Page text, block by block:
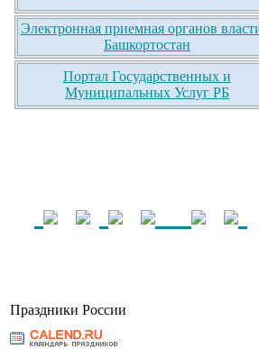
Электронная приемная органов
Башкортостан
Портал Государственных и
Муниципальных Услуг РБ
Праздники России